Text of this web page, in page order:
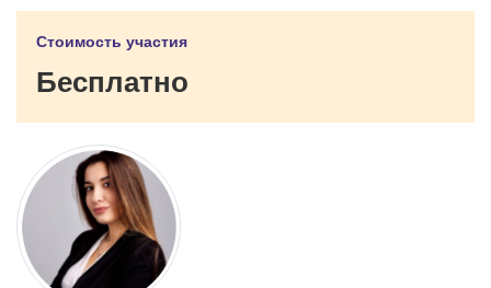
Стоимость участия
Бесплатно